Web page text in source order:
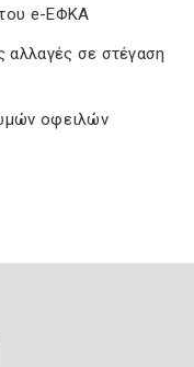
e-ΕΦΚΑ
αλλαγές σε στέγαση
οφειλών